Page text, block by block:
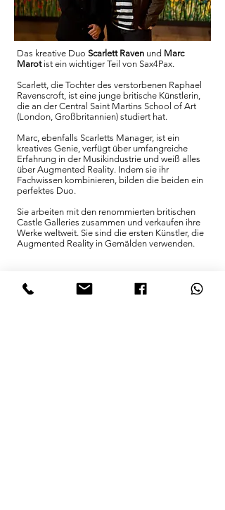
Das kreative Duo Scarlett Raven und Marc
Marotist ein wichtiger Teil von Sax4Pax.
Scarlett, die Tochter des verstorbenen Raphael
Ravenscroft, ist eine junge britische Künstlerin,
die an der Central Saint Martins School of Art
(London, Großbritannien) studiert hat.
Marc, ebenfalls Scarletts Manager, ist ein
kreatives Genie, verfügt über umfangreiche
Erfahrung in der Musikindustrie und weiß alles
über Augmented Reality. Indem sie ihr
Fachwissen kombinieren, bilden die beiden ein
perfektes Duo.
Sie arbeiten mit den renommierten britischen
Castle Galleries zusammen und verkaufen ihre
Werke weltweit. Sie sind die ersten Künstler, die
Augmented Reality in Gemälden verwenden.